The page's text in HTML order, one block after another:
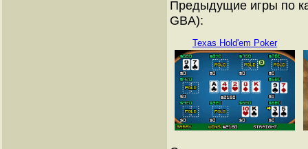
Предыдущие игры по
GBA):
Texas Hold'em Poker